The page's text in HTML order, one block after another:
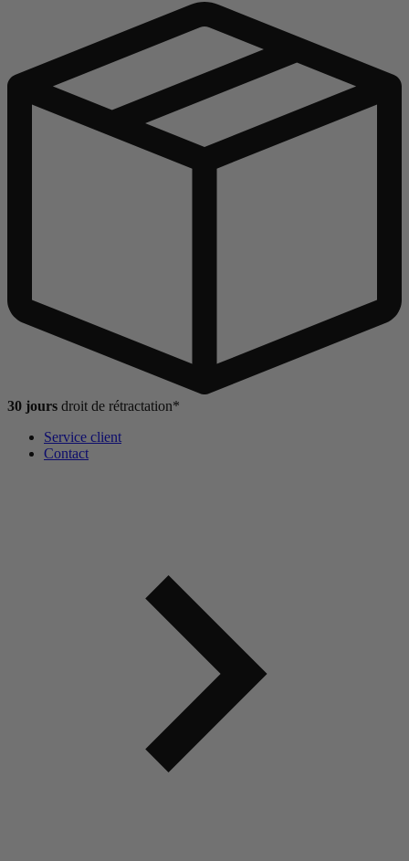
30 jours droit de rétractation*
Service client
Contact